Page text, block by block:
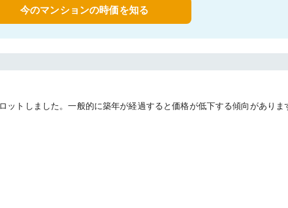
今のマンションの時価を知る
ットしました。一般的に築年が経過すると価格が低下する傾向があり